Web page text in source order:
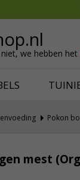
we hebben het
Ventilatie
Pokon
mest